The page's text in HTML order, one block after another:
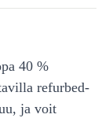
40 %
refurbed-
ja voit